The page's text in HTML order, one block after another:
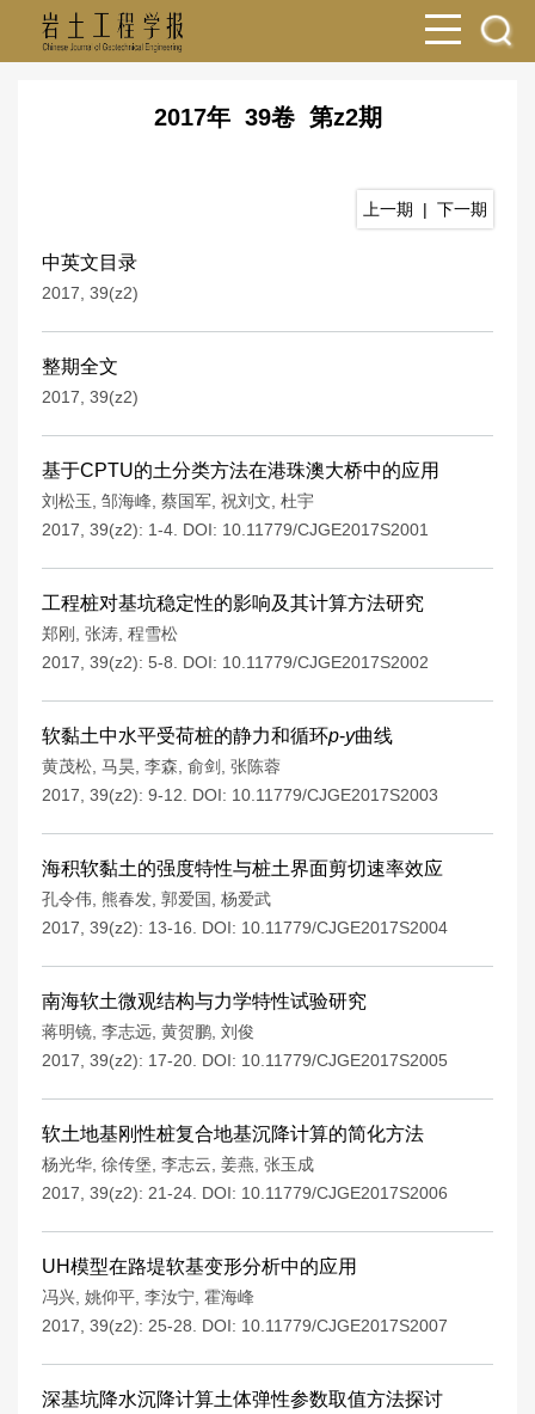
2017年 39卷 第z2期
上一期 | 下一期
中英文目录
2017, 39(z2)
整期全文
2017, 39(z2)
基于CPTU的土分类方法在港珠澳大桥中的应用
刘松玉 邹海峰 蔡国军 祝刘文 杜宇
2017, 39(z2): 1-4. DOI: 10.11779/CJGE2017S2001
工程桩对基坑稳定性的影响及其计算方法研究
郑刚 张涛 程雪松
2017, 39(z2): 5-8.
DOI: 10.11779/CJGE2017S2002
软黏土中水平受荷桩的静力和循环p-y曲线
黄茂松 马昊 李森 俞剑
张陈蓉
2017, 39(z2): 9-12.
DOI: 10.11779/CJGE2017S2003
海积软黏土的强度特性与桩土界面剪切速率效应
孔令伟 熊春发 郭爱国
杨爱武
2017, 39(z2): 13-16.
DOI: 10.11779/CJGE2017S2004
南海软土微观结构与力学特性试验研究
蒋明镜 李志远 黄贺鹏 刘俊
2017, 39(z2): 17-20. DOI: 10.11779/CJGE2017S2005
软土地基刚性桩复合地基沉降计算的简化方法
杨光华 徐传堡 李志云 姜燕 张玉成
2017, 39(z2): 21-24. DOI: 10.11779/CJGE2017S2006
UH模型在路堤软基变形分析中的应用
冯兴 姚仰平 李汝宁 霍海峰
2017, 39(z2): 25-28.
DOI: 10.11779/CJGE2017S2007
深基坑降水沉降计算土体弹性参数取值方法探讨